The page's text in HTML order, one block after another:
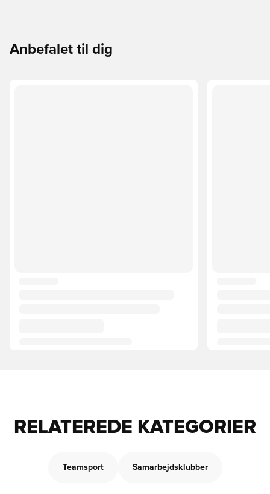
Anbefalet til dig
RELATEREDE KATEGORIER
Teamsport Samarbejdsklubber